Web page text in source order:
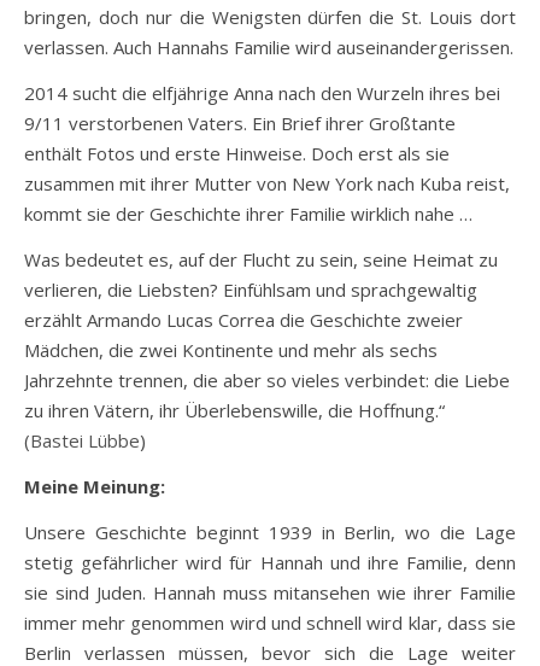
bringen, doch nur die Wenigsten dürfen die St. Louis dort
verlassen. Auch Hannahs Familie wird auseinandergerissen.
2014 sucht die elfjährige Anna nach den Wurzeln ihres bei
9/11 verstorbenen Vaters. Ein Brief ihrer Großtante
enthält Fotos und erste Hinweise. Doch erst als sie
zusammen mit ihrer Mutter von New York nach Kuba reist,
kommt sie der Geschichte ihrer Familie wirklich nahe …
Was bedeutet es, auf der Flucht zu sein, seine Heimat zu
verlieren, die Liebsten? Einfühlsam und sprachgewaltig
erzählt Armando Lucas Correa die Geschichte zweier
Mädchen, die zwei Kontinente und mehr als sechs
Jahrzehnte trennen, die aber so vieles verbindet: die Liebe
zu ihren Vätern, ihr Überlebenswille, die Hoffnung.“
(Bastei Lübbe)
Meine Meinung:
Unsere Geschichte beginnt 1939 in Berlin, wo die Lage
stetig gefährlicher wird für Hannah und ihre Familie, denn
sie sind Juden. Hannah muss mitansehen wie ihrer Familie
immer mehr genommen wird und schnell wird klar, dass sie
Berlin verlassen müssen, bevor sich die Lage weiter